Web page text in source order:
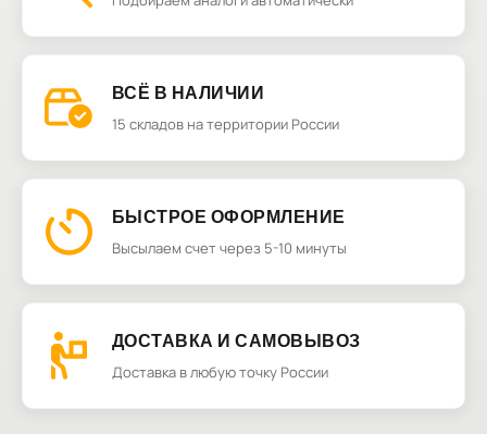
ВСЁ В НАЛИЧИИ
15 складов на территории России
БЫСТРОЕ ОФОРМЛЕНИЕ
Высылаем счет через 5-10 минуты
ДОСТАВКА И САМОВЫВОЗ
Доставка в любую точку России